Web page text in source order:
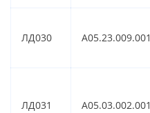
ЛД030 A05.23.009.001
ЛД031 A05.03.002.001